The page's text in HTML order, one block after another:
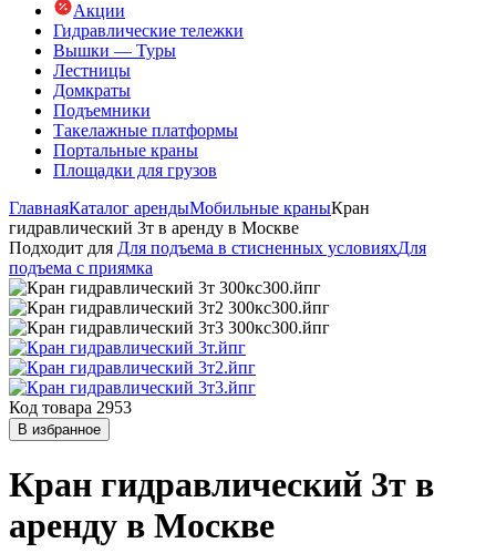
Акции
Гидравлические тележки
Вышки — Туры
Лестницы
Домкраты
Подъемники
Такелажные платформы
Портальные краны
Площадки для грузов
ГлавнаяКаталог арендыМобильные краныКран
гидравлический 3т в аренду в Москве
Подходит для Для подъема в стисненных условияхДля
подъема с приямка
Код товара 2953
В избранное
Кран гидравлический 3т в
аренду в Москве